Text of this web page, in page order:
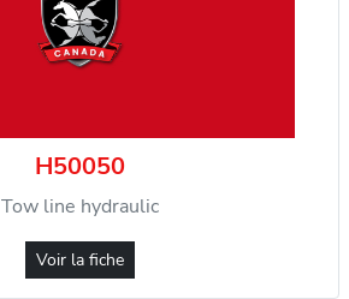
H50050
Tow line hydraulic
Voir la fiche